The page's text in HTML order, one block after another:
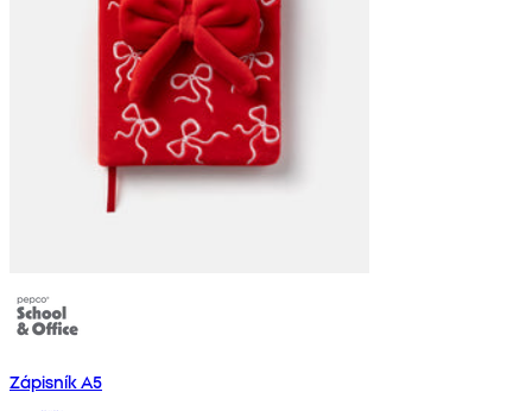
Zápisník A5